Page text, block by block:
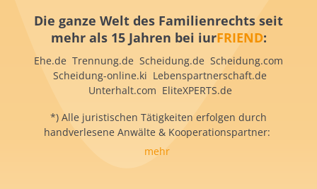
Die ganze Welt des Familienrechts seit
mehr als 15 Jahren bei iurFRIEND:
Ehe.de Trennung.de Scheidung.de Scheidung.com
Scheidung-online.ki Lebenspartnerschaft.de
Unterhalt.com EliteXPERTS.de
*) Alle juristischen Tätigkeiten erfolgen durch
handverlesene Anwälte & Kooperationspartner:
mehr